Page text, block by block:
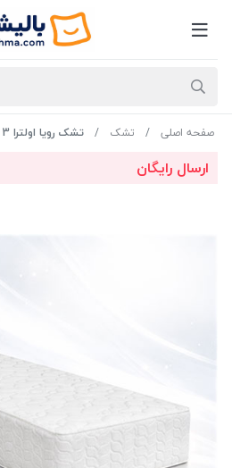
صفحه اصلی تشک تشک رویا اولترا 3 - 200x100
ارسال رایگان